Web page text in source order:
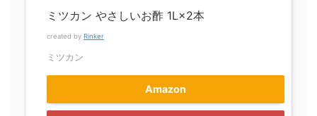
ミツカン やさしいお酢 1L×2本
created by Rinker
ミツカン
Amazon